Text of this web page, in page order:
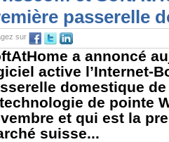
passerelle
sur
a annoncé
active l’Internet-
domestique
de pointe
et qui est la
suisse...